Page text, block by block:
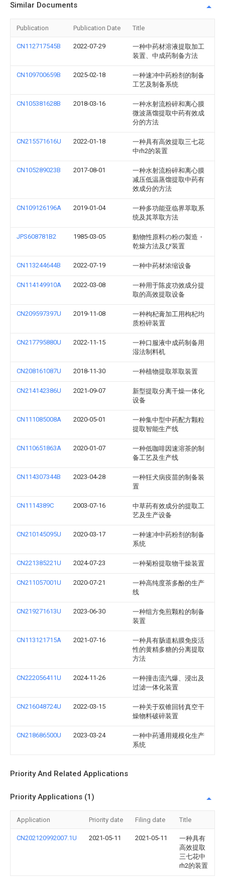
Similar Documents
Publication Publication Date Title
CN112717545B 2022-07-29
一种中药材溶液提取加工
装置、中成药制备方法
CN109700659B 2025-02-18
一种速冲中药粉剂的制备
工艺及制备系统
CN105381628B 2018-03-16
一种水射流粉碎和离心膜
微波蒸馏提取中药有效成
分的方法
CN215571616U 2022-01-18
一种具有高效提取三七花
中rh2的装置
CN105289023B 2017-08-01
一种水射流粉碎和离心膜
减压低温蒸馏提取中药有
效成分的方法
CN109126196A 2019-01-04
一种多功能亚临界萃取系
统及其萃取方法
JPS608781B2 1985-03-05
動物性原料の粉の製造・
乾燥方法及び装置
CN113244644B 2022-07-19 一种中药材浓缩设备
CN114149910A 2022-03-08
一种用于陈皮功效成分提
取的高效提取设备
CN209597397U 2019-11-08
一种枸杞膏加工用枸杞均
质粉碎装置
CN217795880U 2022-11-15
一种口服液中成药制备用
湿法制料机
CN208161087U 2018-11-30 一种植物提取萃取装置
CN214142386U 2021-09-07
新型提取分离干燥一体化
设备
CN111085008A 2020-05-01
一种集中型中药配方颗粒
提取智能生产线
CN110651863A 2020-01-07
一种低咖啡因速溶茶的制
备工艺及生产线
CN114307344B 2023-04-28
一种狂犬病疫苗的制备装
置
CN1114389C 2003-07-16
中草药有效成分的提取工
艺及生产设备
CN210145095U 2020-03-17
一种速冲中药粉剂的制备
系统
CN221385221U 2024-07-23 一种菊粉提取物干燥装置
CN211057001U 2020-07-21
一种高纯度茶多酚的生产
线
CN219271613U 2023-06-30
一种组方免煎颗粒的制备
装置
CN113121715A 2021-07-16
一种具有肠道粘膜免疫活
性的黄精多糖的分离提取
方法
CN222056411U 2024-11-26
一种撞击流汽爆、浸出及
过滤一体化装置
CN216048724U 2022-03-15
一种关于双锥回转真空干
燥物料破碎装置
CN218686500U 2023-03-24
一种中药通用规模化生产
系统
Priority And Related Applications
Priority Applications (1)
Application Priority date Filing date Title
CN202120992007.1U 2021-05-11 2021-05-11
一种具有
高效提取
三七花中
rh2的装置